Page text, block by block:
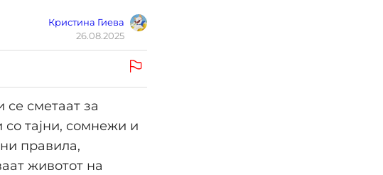
Кристина Гиева
26.08.2025
сметаат за
со тајни, сомнежи и
правила,
животот на